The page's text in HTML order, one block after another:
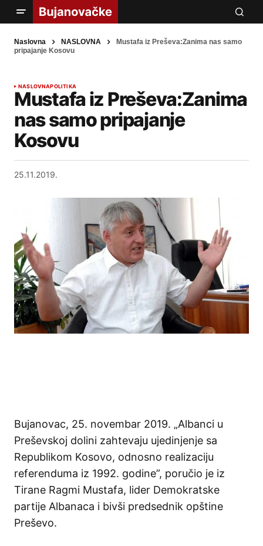
Naslovna NASLOVNA
Mustafa iz Preševa:Zanima nas samo
pripajanje Kosovu
NASLOVNAPOLITIKA
Mustafa iz Preševa:Zanima
nas samo pripajanje
Kosovu
25.11.2019.
Bujanovac, 25. novembar 2019. „Albanci u
Preševskoj dolini zahtevaju ujedinjenje sa
Republikom Kosovo, odnosno realizaciju
referenduma iz 1992. godine”, poručio je iz
Tirane Ragmi Mustafa, lider Demokratske
partije Albanaca i bivši predsednik opštine
Preševo.